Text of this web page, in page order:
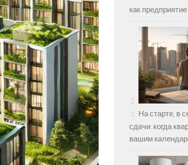
как
На старте, в
сдачи: когда
вашим